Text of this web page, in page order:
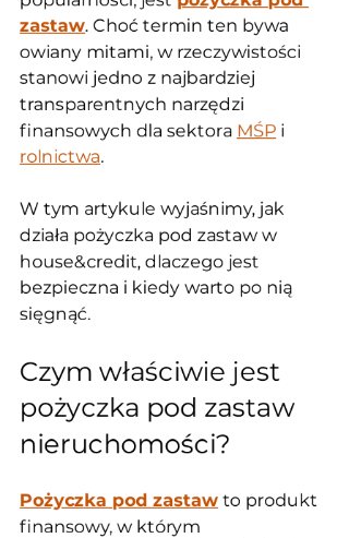
zastaw. Choć termin ten bywa
owiany mitami, w rzeczywistości
stanowi jedno z najbardziej
transparentnych narzędzi
finansowych dla sektora MŚP i
rolnictwa.
W tym artykule wyjaśnimy, jak
działa pożyczka pod zastaw w
house&credit, dlaczego jest
bezpieczna i kiedy warto po nią
sięgnąć.
Czym właściwie jest
pożyczka pod zastaw
nieruchomości?
Pożyczka pod zastaw to produkt
finansowy, w którym